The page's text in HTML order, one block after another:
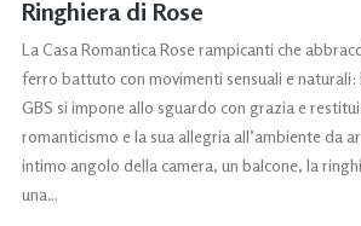
Ringhiera di Rose
La Casa Romantica Rose rampicanti che
ferro battuto con movimenti sensuali e naturali:
GBS si impone allo sguardo con grazia e
romanticismo e la sua allegria all’ambiente da
intimo angolo della camera, un balcone, la
una…